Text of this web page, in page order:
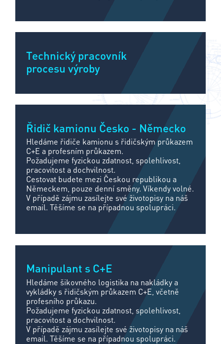
Technický pracovník
procesu výroby
Řidič kamionu Česko - Německo
Hledáme řidiče kamionu s řidičským průkazem
C+E a profesním průkazem.
Požadujeme fyzickou zdatnost, spolehlivost,
pracovitost a dochvilnost.
Cestovat budete mezi Českou republikou a
Německem, pouze denní směny. Víkendy volné.
V případě zájmu zasílejte své životopisy na náš
email. Těšíme se na případnou spolupráci.
Manipulant s C+E
Hledáme šikovného logistika na nakládky a
vykládky s řidičským průkazem C+E, včetně
profesního průkazu.
Požadujeme fyzickou zdatnost, spolehlivost,
pracovitost a dochvilnost.
V případě zájmu zasílejte své životopisy na náš
email. Těšíme se na případnou spolupráci.